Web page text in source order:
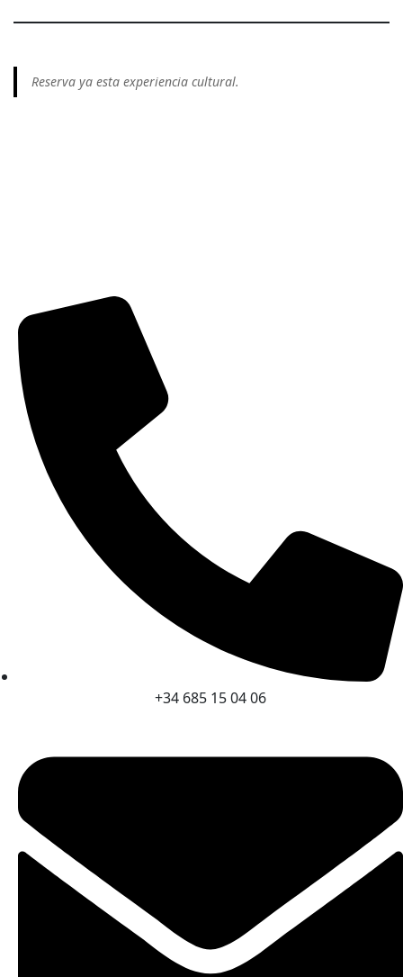
Reserva ya esta experiencia cultural.
+34 685 15 04 06